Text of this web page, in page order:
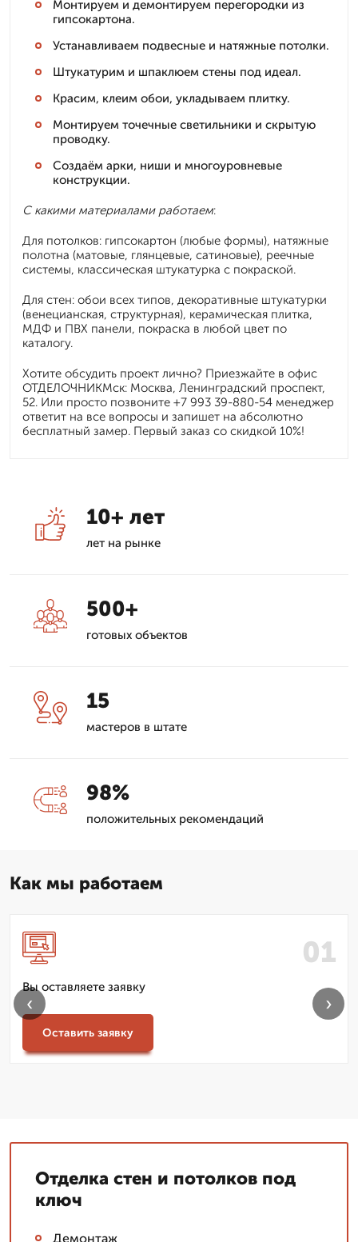
Монтируем и демонтируем перегородки из
гипсокартона.
Устанавливаем подвесные и натяжные потолки.
Штукатурим и шпаклюем стены под идеал.
Красим, клеим обои, укладываем плитку.
Монтируем точечные светильники и скрытую
проводку.
Создаём арки, ниши и многоуровневые
конструкции.
С какими материалами работаем:
Для потолков: гипсокартон (любые формы), натяжные
полотна (матовые, глянцевые, сатиновые), реечные
системы, классическая штукатурка с покраской.
Для стен: обои всех типов, декоративные штукатурки
(венецианская, структурная), керамическая плитка,
МДФ и ПВХ панели, покраска в любой цвет по
каталогу.
Хотите обсудить проект лично? Приезжайте в офис
ОТДЕЛОЧНИКМск: Москва, Ленинградский проспект,
52. Или просто позвоните +7 993 39-880-54 менеджер
ответит на все вопросы и запишет на абсолютно
бесплатный замер. Первый заказ со скидкой 10%!
10+ лет
лет на рынке
500+
готовых объектов
15
мастеров в штате
98%
положительных рекомендаций
Как мы работаем
Вы оставляете заявку
Оставить заявку
‹ ›
Отделка стен и потолков под
ключ
Демонтаж